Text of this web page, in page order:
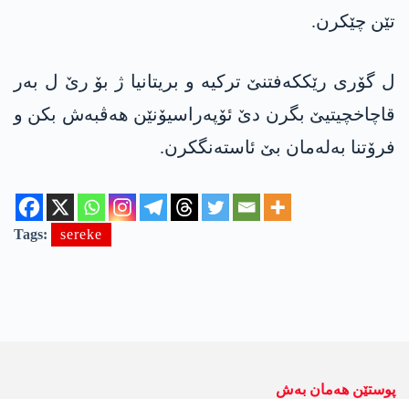
تێن چێکرن.
ل گۆری رێكکەفتنێ ترکیە و بریتانیا ژ بۆ رێ ل بەر
قاچاخچیتیێ بگرن دێ ئۆپەراسیۆنێن هەڤبەش بکن و
فرۆتنا بەلەمان بێ ئاستەنگکرن.
Tags: sereke
پوستێن ھەمان بەش